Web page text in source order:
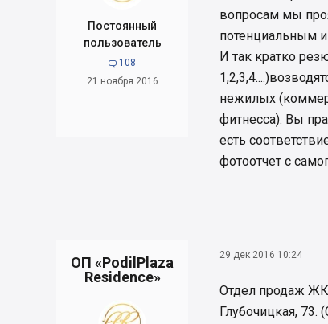
Постоянный
пользователь
 108
21 ноября 2016
вопросам мы
потенциальным
И так кратко
нежилых
фитнесса). Вы
есть
фотоотчет с
ОП «PodilPlaza
Residence»
29 дек 2016 10:24
Отдел продаж ЖК
Глубочицкая, 73.